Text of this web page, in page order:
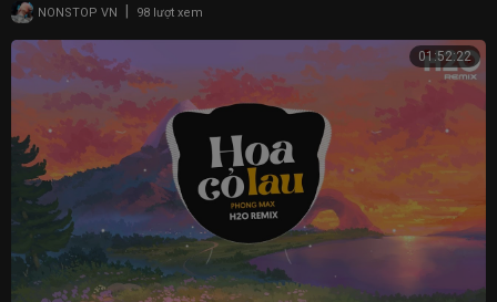
NONSTOP VN 98 lượt xem
01:52:22